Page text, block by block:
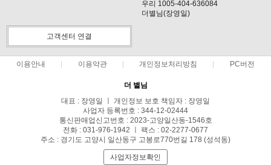
우리 1005-404-636084
더별님(장영일)
고객센터 연결
이용안내 이용약관 개인정보처리방침 PC버전
더 별님
대표 : 장영일 ㅣ 개인정보 보호 책임자 : 장영일
사업자 등록번호 : 344-12-02444
통신판매업신고번호 : 2023-고양일산동-1546호
전화 : 031-976-1942 ㅣ 팩스 : 02-2277-0677
주소 : 경기도 고양시 일산동구 고봉로770번길 178 (성석동)
사업자정보확인